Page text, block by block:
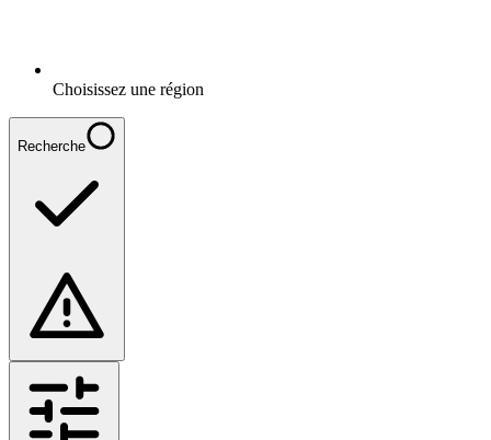
Choisissez une région
Recherche